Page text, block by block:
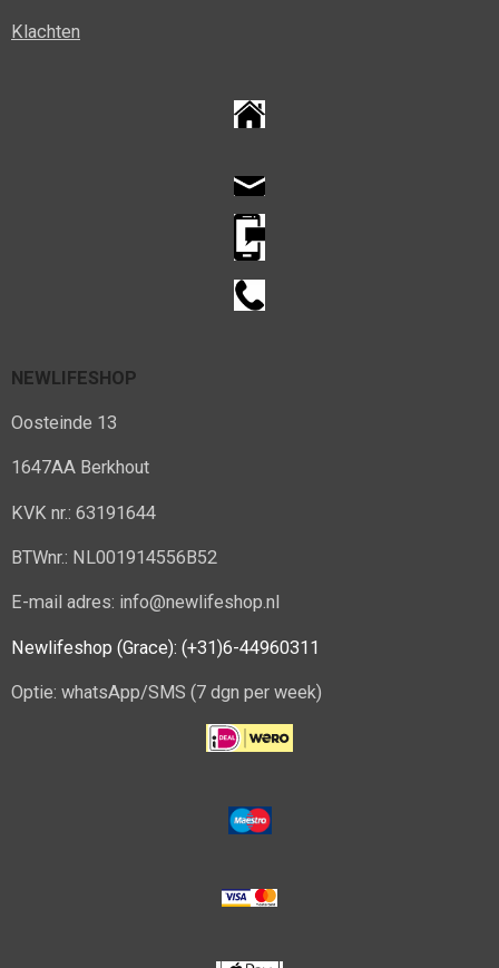
Klachten
NEWLIFESHOP
Oosteinde 13
1647AA Berkhout
KVK nr.: 63191644
BTWnr.: NL001914556B52
E-mail adres: info@newlifeshop.nl
Newlifeshop (Grace): (+31)6-44960311
Optie: whatsApp/SMS (7 dgn per week)